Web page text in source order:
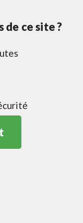
de ce site ?